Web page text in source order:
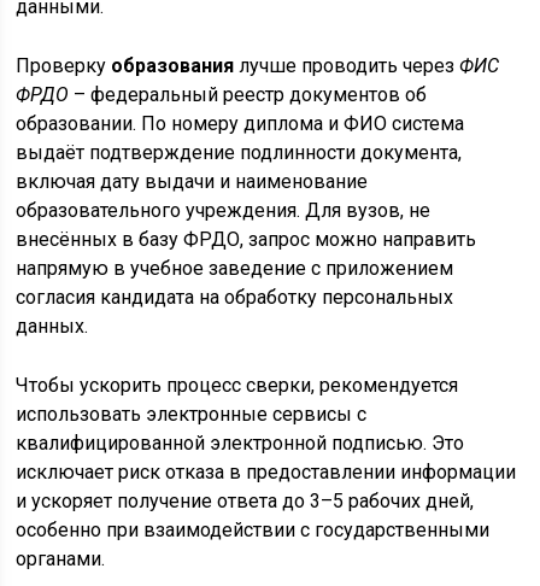
данными.
Проверку образования лучше проводить черезФИС
ФРДО – федеральный реестр документов об
образовании. По номеру диплома и ФИО система
выдаёт подтверждение подлинности документа,
включая дату выдачи и наименование
образовательного учреждения. Для вузов, не
внесённых в базу ФРДО, запрос можно направить
напрямую в учебное заведение с приложением
согласия кандидата на обработку персональных
данных.
Чтобы ускорить процесс сверки, рекомендуется
использовать электронные сервисы с
квалифицированной электронной подписью. Это
исключает риск отказа в предоставлении информации
и ускоряет получение ответа до 3–5 рабочих дней,
особенно при взаимодействии с государственными
органами.